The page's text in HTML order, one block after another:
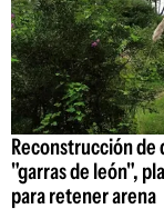
Reconstrucción de
"garras de león",
para retener arena